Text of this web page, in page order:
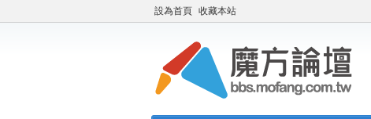
設為首頁 收藏本站